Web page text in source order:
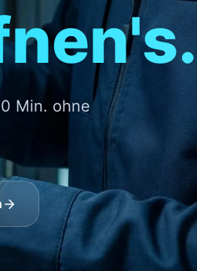
Min. ohne